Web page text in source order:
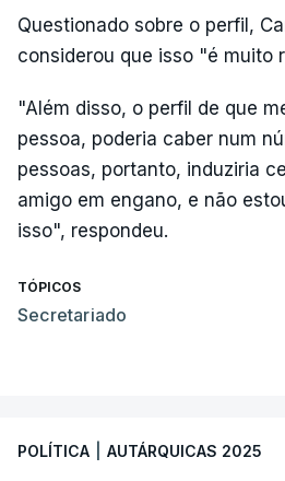
Questionado sobre o perfil,
considerou que isso "é muito
"Além disso, o perfil de que
pessoa, poderia caber num
pessoas, portanto, induziria
amigo em engano, e não
isso", respondeu.
TÓPICOS
Secretariado
POLÍTICA AUTÁRQUICAS 2025